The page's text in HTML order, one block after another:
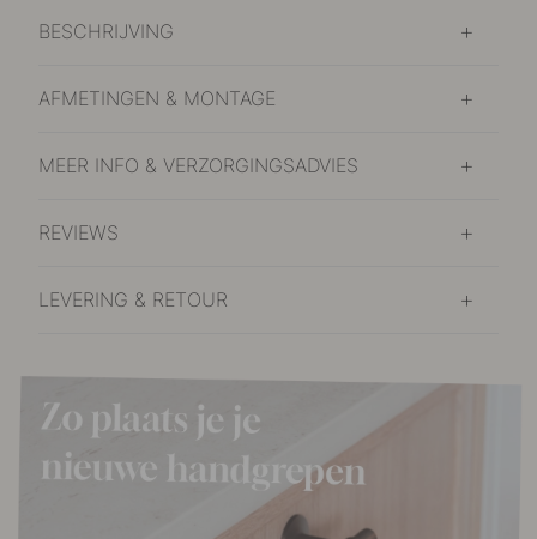
BESCHRIJVING
AFMETINGEN & MONTAGE
MEER INFO & VERZORGINGSADVIES
REVIEWS
LEVERING & RETOUR